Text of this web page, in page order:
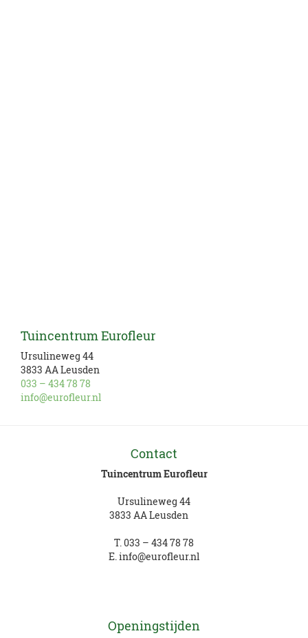
Tuincentrum Eurofleur
Ursulineweg 44
3833 AA Leusden
033 – 434 78 78
info@eurofleur.nl
Contact
Tuincentrum Eurofleur
Ursulineweg 44
3833 AA Leusden
T. 033 – 434 78 78
E. info@eurofleur.nl
Openingstijden